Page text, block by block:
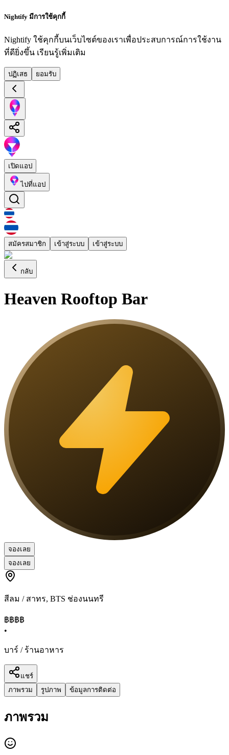
Nightify มีการใช้คุกกี้
Nightify ใช้คุกกี้บนเว็บไซต์ของเราเพื่อประสบการณ์การใช้งาน
ที่ดียิ่งขึ้น เรียนรู้เพิ่มเติม
ปฏิเสธ ยอมรับ
เปิดแอป
ไปที่แอป
สมัครสมาชิก เข้าสู่ระบบ เข้าสู่ระบบ
กลับ
Heaven Rooftop Bar
จองเลย
จองเลย
สีลม / สาทร, BTS ช่องนนทรี
฿฿฿฿
•
บาร์ / ร้านอาหาร
แชร์
ภาพรวม
รูปภาพ ข้อมูลการติดต่อ
ภาพรวม